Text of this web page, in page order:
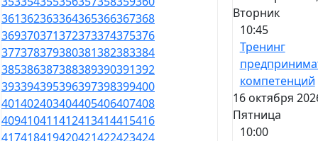
361362363364365366367368
369370371372373374375376
377378379380381382383384
385386387388389390391392
393394395396397398399400
401402403404405406407408
409410411412413414415416
417418419420421422423424
Вторник
10:45
Тренинг
компетенций
16 октября
Пятница
10:00